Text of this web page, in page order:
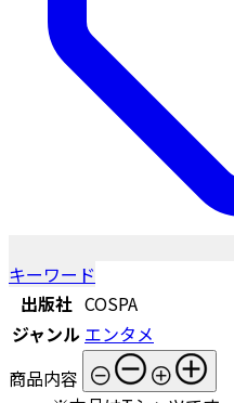
キーワード
出版社 COSPA
ジャンル エンタメ
商品内容